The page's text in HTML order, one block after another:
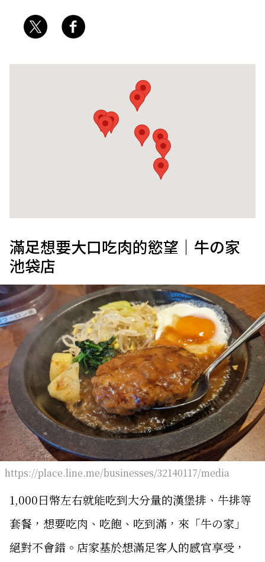
滿足想要大口吃肉的慾望｜牛の家
池袋店
https://place.line.me/businesses/32140117/media
1,000日幣左右就能吃到大分量的漢堡排、牛排等
套餐，想要吃肉、吃飽、吃到滿，來「牛の家」
絕對不會錯。店家基於想滿足客人的感官享受，